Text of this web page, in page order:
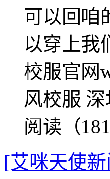
可以回咱
以穿上我
校服官网
风校服
阅读（
[艾咪天使